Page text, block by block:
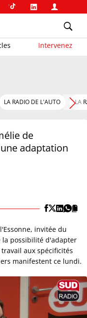
Intervenez
LA RADIO DE L'AUTO LA
de
adaptation
invitée du
la possibilité d'adapter
aux spécificités
manifestent ce lundi.